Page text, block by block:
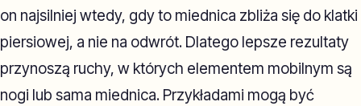
on najsilniej wtedy, gdy to miednica zbliża się do klatki
piersiowej, a nie na odwrót. Dlatego lepsze rezultaty
przynoszą ruchy, w których elementem mobilnym są
nogi lub sama miednica. Przykładami mogą być